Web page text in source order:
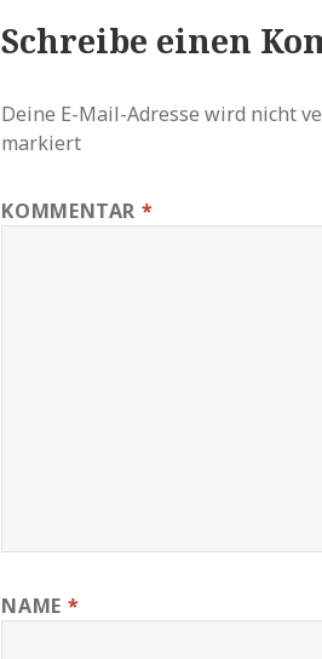
Schreibe einen
Deine E-Mail-Adresse wird nicht
markiert
KOMMENTAR *
NAME *